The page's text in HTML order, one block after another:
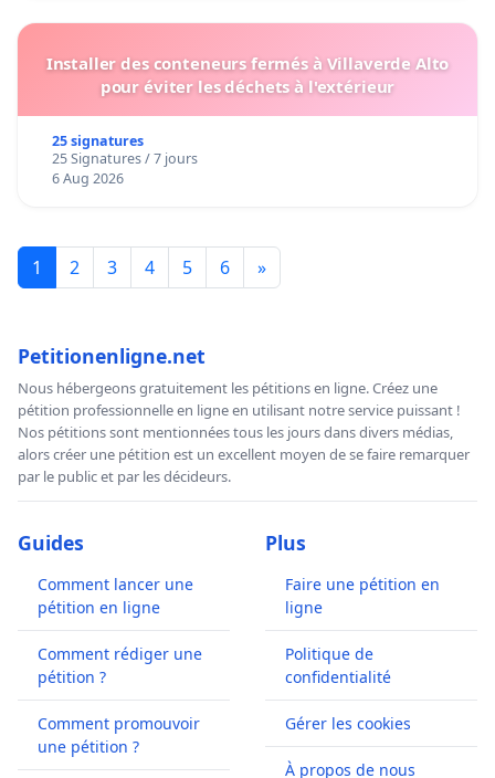
Installer des conteneurs fermés à Villaverde Alto
pour éviter les déchets à l'extérieur
25 signatures
25 Signatures / 7 jours
6 Aug 2026
1 2 3 4 5 6 »
Petitionenligne.net
Nous hébergeons gratuitement les pétitions en ligne. Créez une
pétition professionnelle en ligne en utilisant notre service puissant !
Nos pétitions sont mentionnées tous les jours dans divers médias,
alors créer une pétition est un excellent moyen de se faire remarquer
par le public et par les décideurs.
Guides
Comment lancer une
pétition en ligne
Comment rédiger une
pétition ?
Comment promouvoir
une pétition ?
Plus
Faire une pétition en
ligne
Politique de
confidentialité
Gérer les cookies
À propos de nous